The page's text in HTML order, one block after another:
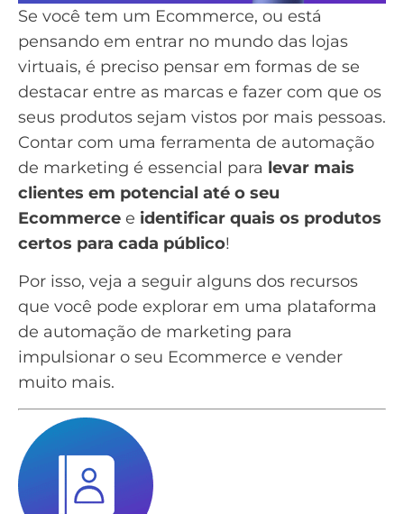
Se você tem um Ecommerce, ou está
pensando em entrar no mundo das lojas
virtuais, é preciso pensar em formas de se
destacar entre as marcas e fazer com que os
seus produtos sejam vistos por mais pessoas.
Contar com uma ferramenta de automação
de marketing é essencial para levar mais
clientes em potencial até o seu
Ecommerce e identificar quais os produtos
certos para cada público!
Por isso, veja a seguir alguns dos recursos
que você pode explorar em uma plataforma
de automação de marketing para
impulsionar o seu Ecommerce e vender
muito mais.